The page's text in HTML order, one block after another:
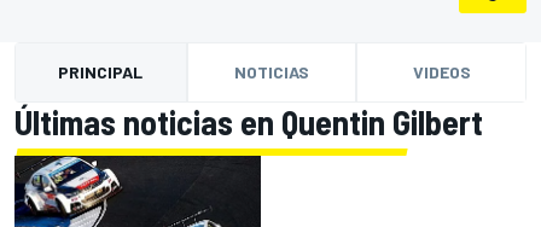
PRINCIPAL NOTICIAS VIDEOS
Últimas noticias en Quentin Gilbert